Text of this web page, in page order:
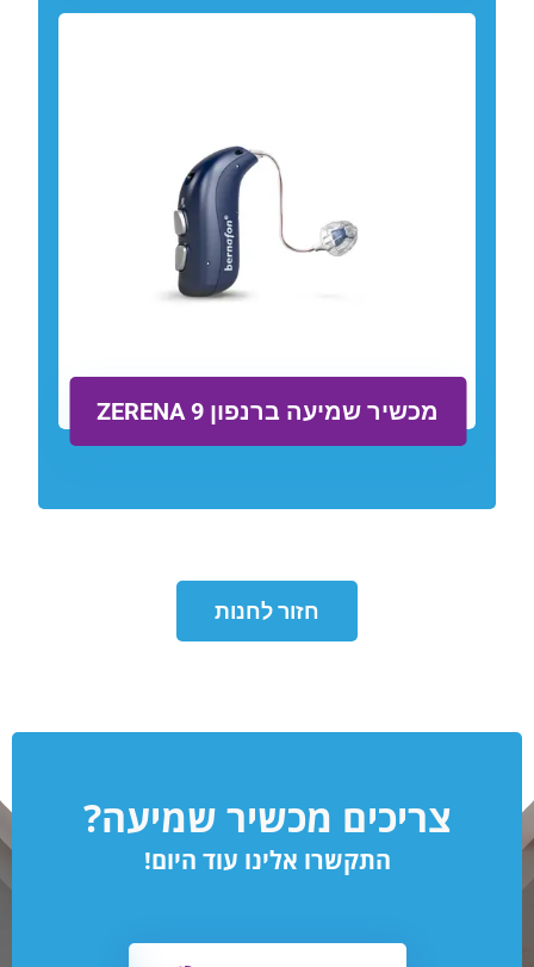
מכשיר שמיעה ברנפון ZERENA 9
חזור לחנות
צריכים מכשיר שמיעה?
התקשרו אלינו עוד היום!